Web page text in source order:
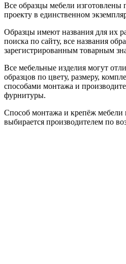
Все образцы мебели изготовлены
проекту в единственном
Образцы имеют названия для их
поиска по сайту, все названия
зарегистрированным товарным
Все мебельные изделия могут
образцов по цвету, размеру,
способами монтажа и
фурнитуры.
Способ монтажа и крепёж мебели
выбирается производителем по